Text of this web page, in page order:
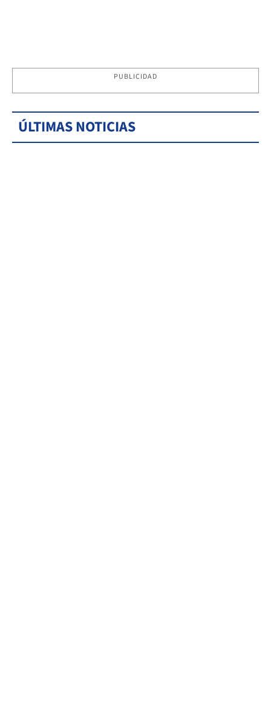
PUBLICIDAD
ÚLTIMAS NOTICIAS